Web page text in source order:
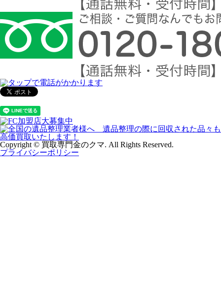
Copyright © 買取専門金のクマ. All Rights Reserved.
プライバシーポリシー